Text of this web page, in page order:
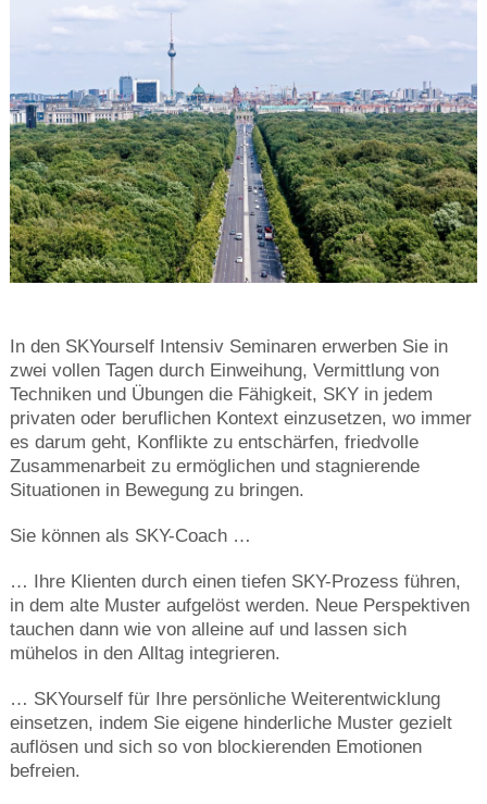
In den SKYourself Intensiv Seminaren erwerben Sie in
zwei vollen Tagen durch Einweihung, Vermittlung von
Techniken und Übungen die Fähigkeit, SKY in jedem
privaten oder beruflichen Kontext einzusetzen, wo immer
es darum geht, Konflikte zu entschärfen, friedvolle
Zusammenarbeit zu ermöglichen und stagnierende
Situationen in Bewegung zu bringen.
Sie können als SKY-Coach …
… Ihre Klienten durch einen tiefen SKY-Prozess führen,
in dem alte Muster aufgelöst werden. Neue Perspektiven
tauchen dann wie von alleine auf und lassen sich
mühelos in den Alltag integrieren.
… SKYourself für Ihre persönliche Weiterentwicklung
einsetzen, indem Sie eigene hinderliche Muster gezielt
auflösen und sich so von blockierenden Emotionen
befreien.